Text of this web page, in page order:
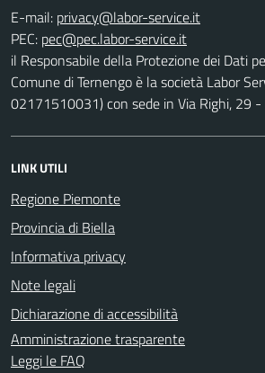
E-mail:
PEC:
il Responsabile della Protezione dei Dati
Comune di Ternengo è la società Labor
02171510031) con sede in Via Righi, 29
LINK UTILI
Regione Piemonte
Provincia di Biella
Informativa privacy
Note legali
Dichiarazione di accessibilità
Amministrazione trasparente
Leggi le FAQ